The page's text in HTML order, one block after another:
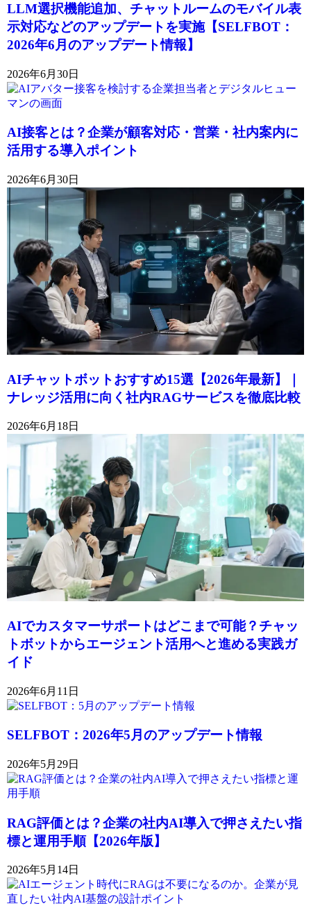
LLM選択機能追加、チャットルームのモバイル表
示対応などのアップデートを実施【SELFBOT：
2026年6月のアップデート情報】
2026年6月30日
AI接客とは？企業が顧客対応・営業・社内案内に
活用する導入ポイント
2026年6月30日
AIチャットボットおすすめ15選【2026年最新】｜
ナレッジ活用に向く社内RAGサービスを徹底比較
2026年6月18日
AIでカスタマーサポートはどこまで可能？チャッ
トボットからエージェント活用へと進める実践ガ
イド
2026年6月11日
SELFBOT：2026年5月のアップデート情報
2026年5月29日
RAG評価とは？企業の社内AI導入で押さえたい指
標と運用手順【2026年版】
2026年5月14日